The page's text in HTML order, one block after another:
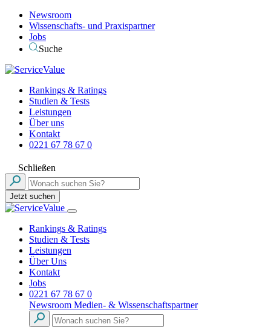
Newsroom
Wissenschafts- und Praxispartner
Jobs
Suche
Rankings & Ratings
Studien & Tests
Leistungen
Über uns
Kontakt
0221 67 78 67 0
Schließen
Jetzt suchen
Rankings & Ratings
Studien & Tests
Leistungen
Über Uns
Kontakt
Jobs
0221 67 78 67 0
Newsroom Medien- & Wissenschaftspartner